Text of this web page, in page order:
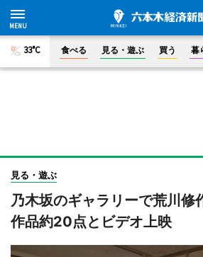
33°C 食べる 見る・遊ぶ 買う 暮
見る・遊ぶ
乃木坂のギャラリーで荒川修
作品約20点とビデオ上映